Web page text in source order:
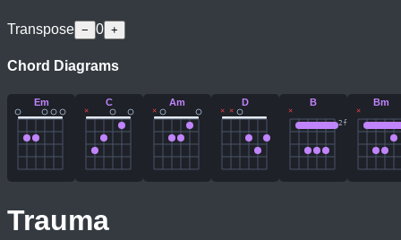
Transpose − 0 +
Chord Diagrams
Em C
×
Am
×
D
× ×
B
2fr
×
Bm
×
Trauma